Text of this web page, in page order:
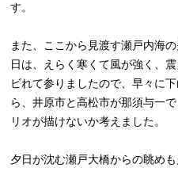
す。
また、ここから見渡す瀬戸内海
日は、えらく寒くて風が強く、
ビれて参りましたので、早々に
ら、井原市と高松市が那須与一
リオが描けないか考えました。
夕日が沈む瀬戸大橋からの眺めも